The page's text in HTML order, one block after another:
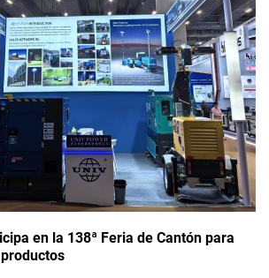
en la 138ª Feria de Cantón para